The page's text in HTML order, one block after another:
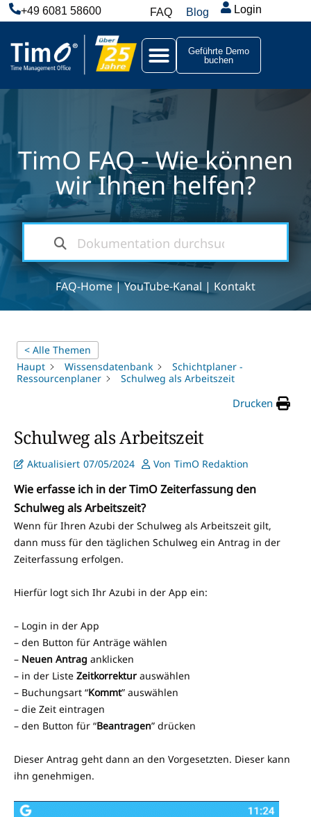
+49 6081 58600 FAQ Blog Login
Geführte Demo
buchen
TimO FAQ - Wie können
wir Ihnen helfen?
FAQ-Home|YouTube-Kanal | Kontakt
< Alle Themen
Haupt
Wissensdatenbank
Schichtplaner -
Ressourcenplaner
Schulweg als Arbeitszeit
Drucken
Schulweg als Arbeitszeit
Aktualisiert 07/05/2024 Von TimO Redaktion
Wie erfasse ich in der TimO Zeiterfassung den
Schulweg als Arbeitszeit?
Wenn für Ihren Azubi der Schulweg als Arbeitszeit gilt,
dann muss für den täglichen Schulweg ein Antrag in der
Zeiterfassung erfolgen.
Hierfür logt sich Ihr Azubi in der App ein:
– Login in der App
– den Button für Anträge wählen
– Neuen Antrag anklicken
– in der Liste Zeitkorrektur auswählen
– Buchungsart “Kommt” auswählen
– die Zeit eintragen
– den Button für “Beantragen” drücken
Dieser Antrag geht dann an den Vorgesetzten. Dieser kann
ihn genehmigen.